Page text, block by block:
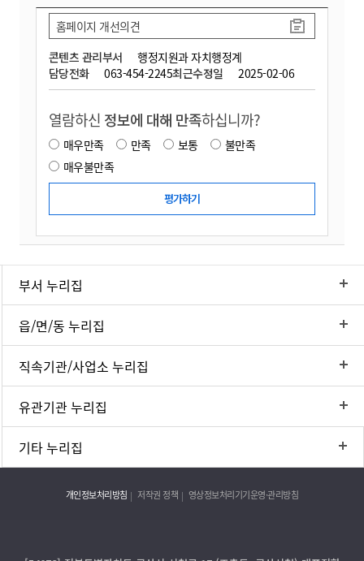
콘텐츠 관리부서
행정지원과 자치행정계
담당전화
063-454-2245최근수정일 2025-02-06
홈페이지 개선의견
열람하신 정보에 대해 만족하십니까?
매우만족 만족 보통
불만족
매우불만족
부서 누리집
읍/면/동 누리집
직속기관/사업소 누리집
유관기관 누리집
기타 누리집
개인정보처리방침 저작권 정책 영상정보처리기기운영·관리방침